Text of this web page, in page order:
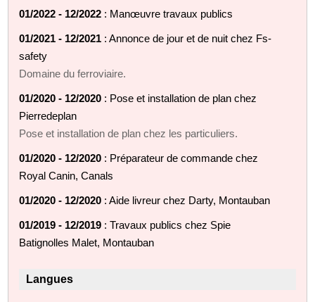
01/2022 - 12/2022 : Manœuvre travaux publics
01/2021 - 12/2021 : Annonce de jour et de nuit chez Fs-
safety
Domaine du ferroviaire.
01/2020 - 12/2020 : Pose et installation de plan chez
Pierredeplan
Pose et installation de plan chez les particuliers.
01/2020 - 12/2020 : Préparateur de commande chez
Royal Canin, Canals
01/2020 - 12/2020 : Aide livreur chez Darty, Montauban
01/2019 - 12/2019 : Travaux publics chez Spie
Batignolles Malet, Montauban
Langues